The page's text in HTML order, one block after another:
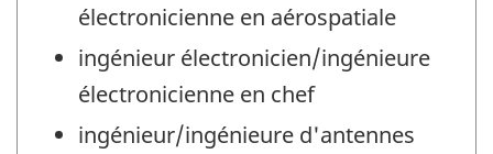
électronicienne en aérospatiale
ingénieur électronicien/ingénieure
électronicienne en chef
ingénieur/ingénieure d'antennes